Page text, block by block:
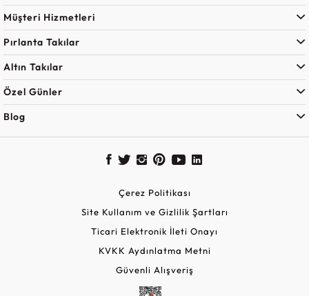
Müşteri Hizmetleri
Pırlanta Takılar
Altın Takılar
Özel Günler
Blog
Çerez Politikası
Site Kullanım ve Gizlilik Şartları
Ticari Elektronik İleti Onayı
KVKK Aydınlatma Metni
Güvenli Alışveriş